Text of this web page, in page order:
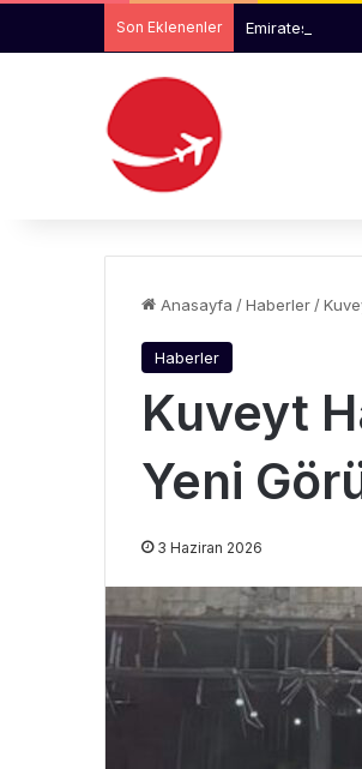
Son Eklenenler Emirates ile
Anasayfa /Haberler /
Haberler
Kuveyt
Yeni
3 Haziran 2026